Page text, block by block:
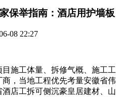
保举指南：酒店用护墙板
08 22:27
施工体量、拆修气概、施工工
，当地工程优先考量安徽省伟
店工拆可侧沉豪皇居建材、山